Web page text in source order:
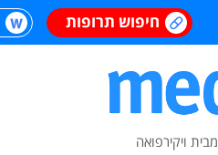
חיפוש תרופות
מבית ויקירפואה